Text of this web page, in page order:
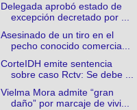
Delegada aprobó estado de
excepción decretado por ...
Asesinado de un tiro en el
pecho conocido comercia...
CorteIDH emite sentencia
sobre caso Rctv: Se debe ...
Vielma Mora admite “gran
daño” por marcaje de vivi...